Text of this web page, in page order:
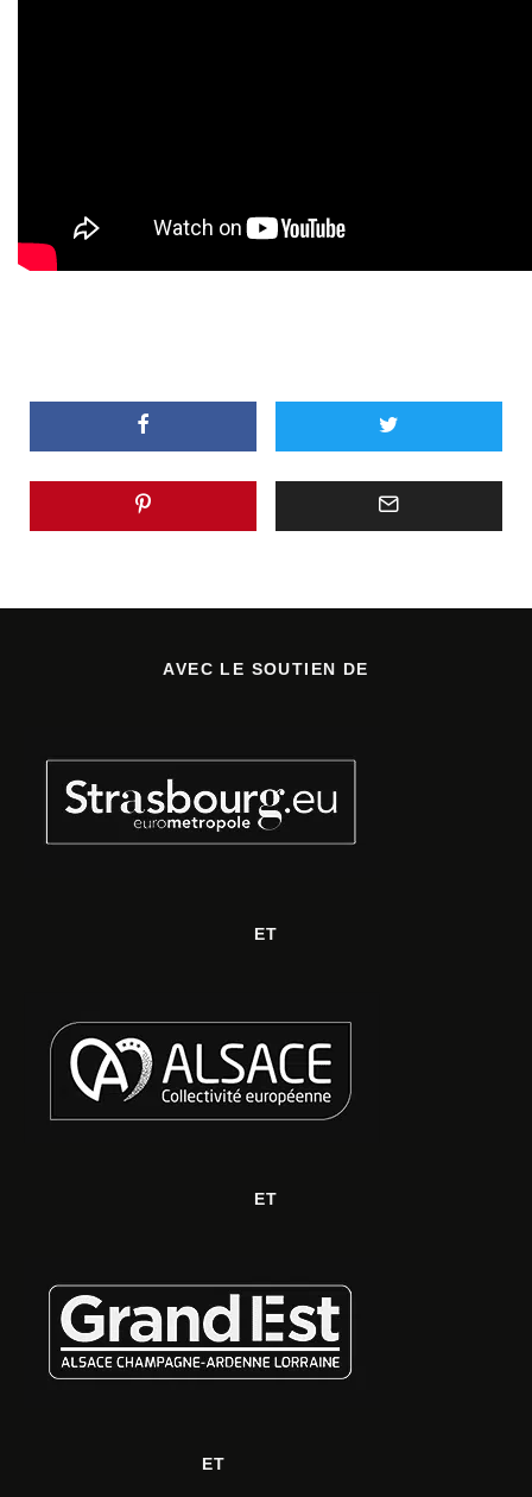
AVEC LE SOUTIEN DE
ET
ET
ET